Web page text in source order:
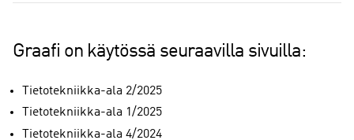
Graafi on käytössä seuraavilla sivuilla:
Tietotekniikka-ala 2/2025
Tietotekniikka-ala 1/2025
Tietotekniikka-ala 4/2024